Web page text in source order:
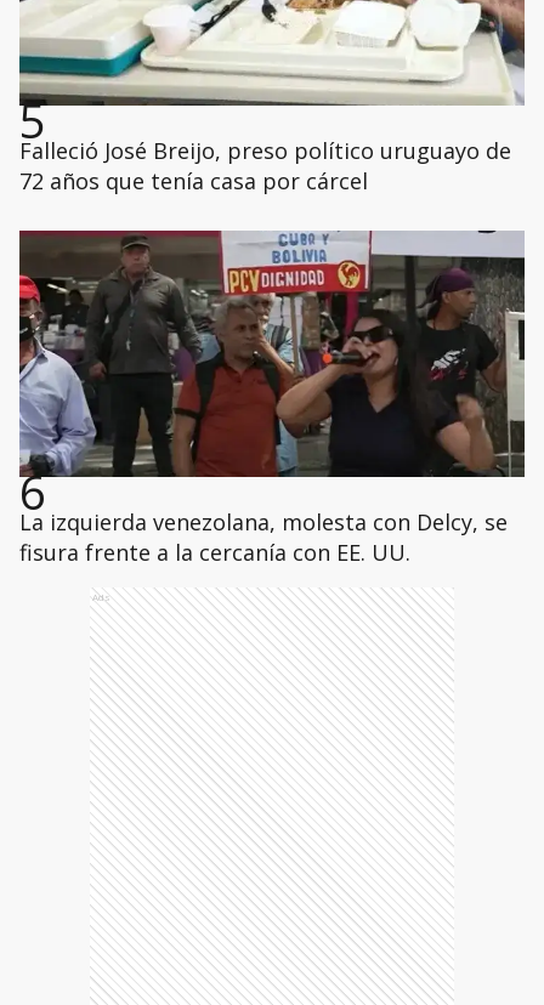
5
Falleció José Breijo, preso político uruguayo de
72 años que tenía casa por cárcel
6
La izquierda venezolana, molesta con Delcy, se
fisura frente a la cercanía con EE. UU.
Ads